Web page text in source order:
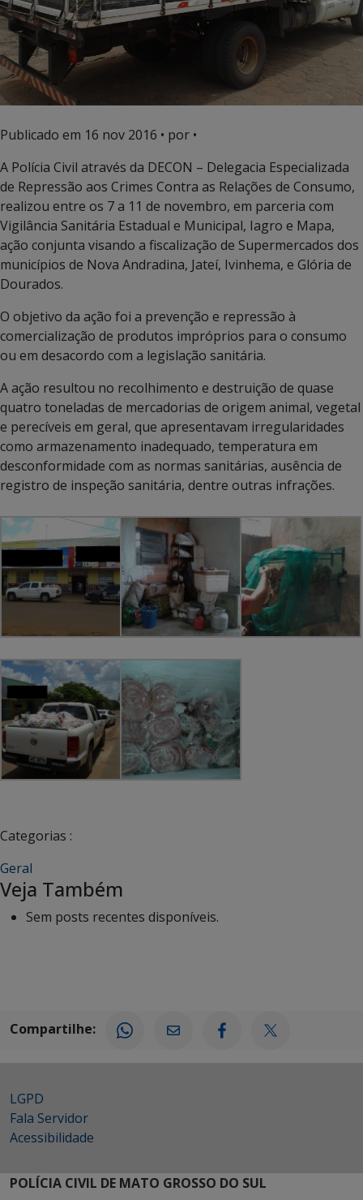
Publicado em 16 nov 2016 • por •
A Polícia Civil através da DECON – Delegacia Especializada
de Repressão aos Crimes Contra as Relações de Consumo,
realizou entre os 7 a 11 de novembro, em parceria com
Vigilância Sanitária Estadual e Municipal, Iagro e Mapa,
ação conjunta visando a fiscalização de Supermercados dos
municípios de Nova Andradina, Jateí, Ivinhema, e Glória de
Dourados.
O objetivo da ação foi a prevenção e repressão à
comercialização de produtos impróprios para o consumo
ou em desacordo com a legislação sanitária.
A ação resultou no recolhimento e destruição de quase
quatro toneladas de mercadorias de origem animal, vegetal
e perecíveis em geral, que apresentavam irregularidades
como armazenamento inadequado, temperatura em
desconformidade com as normas sanitárias, ausência de
registro de inspeção sanitária, dentre outras infrações.
Categorias :
Geral
Veja Também
Sem posts recentes disponíveis.
Compartilhe:
LGPD
Fala Servidor
Acessibilidade
POLÍCIA CIVIL DE MATO GROSSO DO SUL